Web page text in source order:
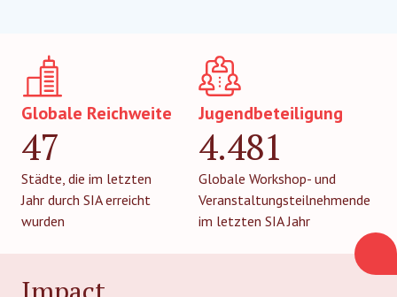
Globale Reichweite
47
Städte, die im letzten
Jahr durch SIA erreicht
wurden
Jugendbeteiligung
4.481
Globale Workshop- und
Veranstaltungsteilnehmende
im letzten SIA Jahr